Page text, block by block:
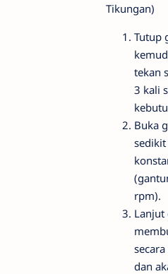
Tikungan)
Tutup
tekan
3 kali
Buka
sedikit
rpm).
Lanjut
dan